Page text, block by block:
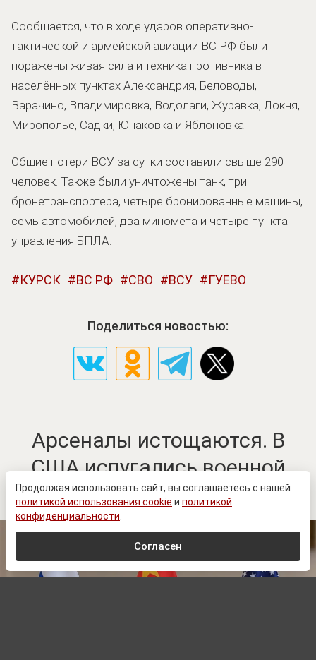
Сообщается, что в ходе ударов оперативно-
тактической и армейской авиации ВС РФ были
поражены живая сила и техника противника в
населённых пунктах Александрия, Беловоды,
Варачино, Владимировка, Водолаги, Журавка, Локня,
Мирополье, Садки, Юнаковка и Яблоновка.
Общие потери ВСУ за сутки составили свыше 290
человек. Также были уничтожены танк, три
бронетранспортёра, четыре бронированные машины,
семь автомобилей, два миномёта и четыре пункта
управления БПЛА.
КУРСК ВС РФ СВО ВСУ ГУЕВО
Поделиться новостью:
Арсеналы истощаются. В
США испугались военной
реакции России и Китая
Продолжая использовать сайт, вы соглашаетесь с нашей
политикой использования cookie и политикой
конфиденциальности
Согласен